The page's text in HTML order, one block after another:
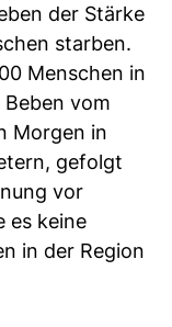
der Stärke
starben.
Menschen in
vom
Morgen in
gefolgt
vor
es keine
in der Region